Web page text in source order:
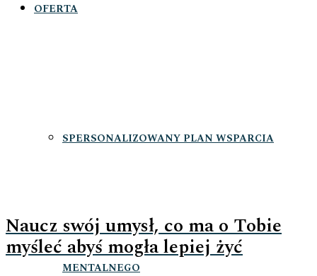
OFERTA
SPERSONALIZOWANY PLAN WSPARCIA
MENTALNEGO
Naucz swój umysł, co ma o Tobie
myśleć abyś mogła lepiej żyć